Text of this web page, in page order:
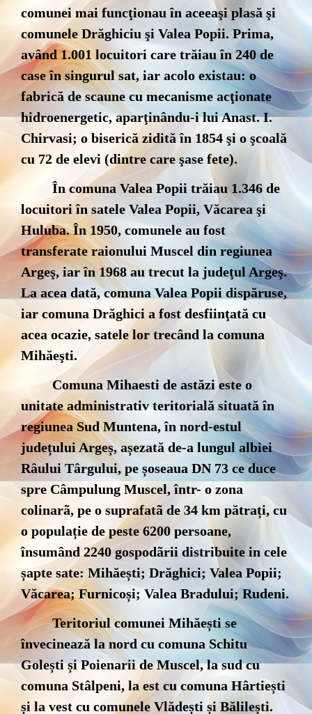
comunei mai funcţionau în aceeaşi plasă şi
comunele Drăghiciu şi Valea Popii. Prima,
având 1.001 locuitori care trăiau în 240 de
case în singurul sat, iar acolo existau: o
fabrică de scaune cu mecanisme acţionate
hidroenergetic, aparţinându-i lui Anast. I.
Chirvasi; o biserică zidită în 1854 şi o şcoală
cu 72 de elevi (dintre care şase fete).
În comuna Valea Popii trăiau 1.346 de
locuitori în satele Valea Popii, Văcarea şi
Huluba. În 1950, comunele au fost
transferate raionului Muscel din regiunea
Argeş, iar în 1968 au trecut la judeţul Argeş.
La acea dată, comuna Valea Popii dispăruse,
iar comuna Drăghici a fost desfiinţată cu
acea ocazie, satele lor trecând la comuna
Mihăeşti.
Comuna Mihaesti de astăzi este o
unitate administrativ teritorială situată în
regiunea Sud Muntena, în nord-estul
județului Argeș, așezată de-a lungul albiei
Râului Târgului, pe șoseaua DN 73 ce duce
spre Câmpulung Muscel, într- o zona
colinarã, pe o suprafatã de 34 km pătrați, cu
o populație de peste 6200 persoane,
însumând 2240 gospodãrii distribuite in cele
șapte sate: Mihăești; Drăghici; Valea Popii;
Văcarea; Furnicoși; Valea Bradului; Rudeni.
Teritoriul comunei Mihăești se
învecinează la nord cu comuna Schitu
Golești și Poienarii de Muscel, la sud cu
comuna Stâlpeni, la est cu comuna Hârtiești
și la vest cu comunele Vlădești și Bălilești.